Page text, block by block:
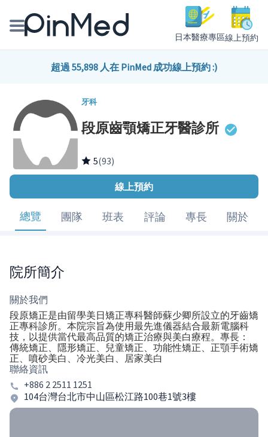
日本醫療專區線上預約
線上預約醫師、院所
健康主題館
我是醫療人員
超過 55,898 人在 PinMed 成功線上預約 :)
牙科
段原齒顎矯正牙醫診所
5(93)
線上預約
總覽 團隊 班表 評論 專長 關於
院所簡介
關於我們
段原矯正是由留學美日矯正專科醫師蘇少卿所設立的牙齒矯
正專科診所。本院宗旨為使用最先進儀器結合最新電腦科
技，以提供當代最高品質的矯正治療與美白療程。專長：
傳統矯正、隱形矯正、兒童矯正、功能性矯正、正顎手術矯
正、噴砂美白、冷光美白、居家美白
聯絡資訊
+886 2 2511 1251
104台灣台北市中山區松江路100巷1號3樓